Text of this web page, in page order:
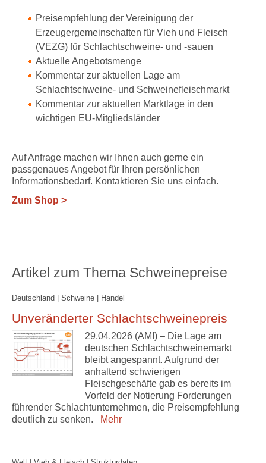
Preisempfehlung der Vereinigung der
Erzeugergemeinschaften für Vieh und Fleisch
(VEZG) für Schlachtschweine- und -sauen
Aktuelle Angebotsmenge
Kommentar zur aktuellen Lage am
Schlachtschweine- und Schweinefleischmarkt
Kommentar zur aktuellen Marktlage in den
wichtigen EU-Mitgliedsländer
Auf Anfrage machen wir Ihnen auch gerne ein
passgenaues Angebot für Ihren persönlichen
Informationsbedarf. Kontaktieren Sie uns einfach.
Zum Shop >
Artikel zum Thema Schweinepreise
Deutschland | Schweine | Handel
Unveränderter Schlachtschweinepreis
29.04.2026 (AMI) – Die Lage am
deutschen Schlachtschweinemarkt
bleibt angespannt. Aufgrund der
anhaltend schwierigen
Fleischgeschäfte gab es bereits im
Vorfeld der Notierung Forderungen
führender Schlachtunternehmen, die Preisempfehlung
deutlich zu senken.
Mehr